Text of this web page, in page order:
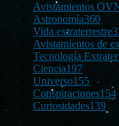
Avistamientos
Astronomía360
Vida extraterrestre
Avistamientos de
Tecnología
Ciencia197
Universo155
Conspiraciones154
Curiosidades139